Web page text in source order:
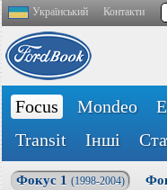
Український Контакти
Focus Mondeo
Transit
Інші
Фокус 1 (1998-2004)